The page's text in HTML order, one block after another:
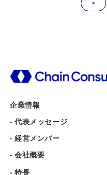
>
企業情報
- 代表メッセージ
- 経営メンバー
- 会社概要
- 特長